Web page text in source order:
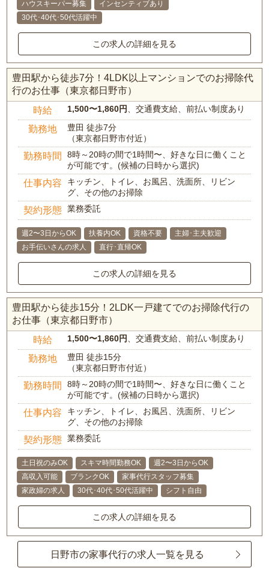
ハウスキーパー募集
インセンティブあり
30代･40代･50代活躍中
この求人の詳細を見る
豊田駅から徒歩7分！4LDK以上マンションでのお掃除代
行のお仕事（東京都日野市）
時給 1,500〜1,860円 、交通費支給、前払い制度あり
勤務地
豊田 徒歩7分
（東京都日野市付近）
勤務時間
8時～20時の間で1時間〜、好きな日に働くこと
が可能です。(候補の日時から選択)
仕事内容
キッチン、トイレ、お風呂、洗面所、リビン
グ、その他のお掃除
契約形態 業務委託
週2〜3日からOK 扶養内OK 資格不要
主婦･主夫歓迎
お手伝いさんの求人
直行･直帰OK
この求人の詳細を見る
豊田駅から徒歩15分！2LDK一戸建てでのお掃除代行の
お仕事（東京都日野市）
時給 1,500〜1,860円 、交通費支給、前払い制度あり
勤務地
豊田 徒歩15分
（東京都日野市付近）
勤務時間
8時～20時の間で1時間〜、好きな日に働くこと
が可能です。(候補の日時から選択)
仕事内容
キッチン、トイレ、お風呂、洗面所、リビン
グ、その他のお掃除
契約形態 業務委託
土日祝のみOK スキマ時間勤務OK
週2〜3日からOK
高収入可能
ブランクOK
家事代行スタッフ募集
家政婦の求人
30代･40代･50代活躍中 シフト自由
この求人の詳細を見る
日野市の家事代行の求人一覧を見る